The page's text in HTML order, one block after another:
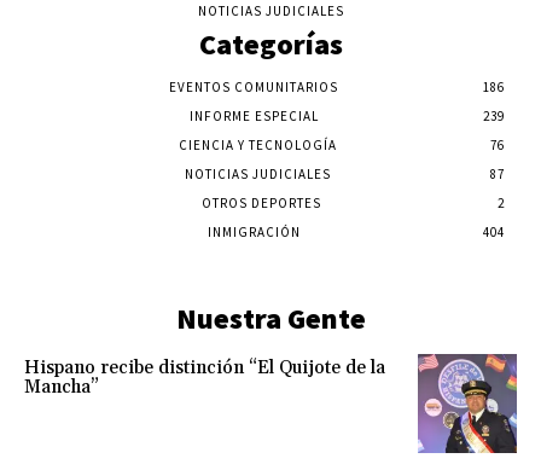
NOTICIAS JUDICIALES
Categorías
EVENTOS COMUNITARIOS
186
INFORME ESPECIAL
239
CIENCIA Y TECNOLOGÍA
76
NOTICIAS JUDICIALES
87
OTROS DEPORTES
2
INMIGRACIÓN
404
Nuestra Gente
Hispano recibe distinción “El Quijote de la
Mancha”